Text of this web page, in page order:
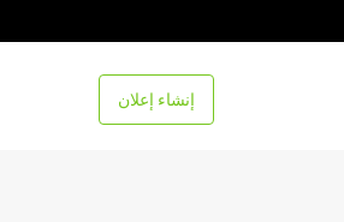
إنشاء إعلان